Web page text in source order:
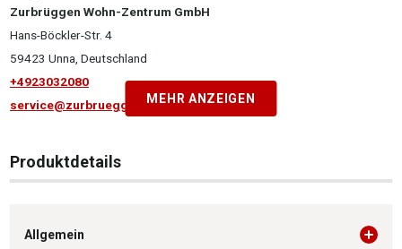
Zurbrüggen Wohn-Zentrum GmbH
Hans-Böckler-Str. 4
59423 Unna, Deutschland
+4923032080
service@zurbrueggen.deMEHR ANZEIGEN
Produktdetails
Allgemein